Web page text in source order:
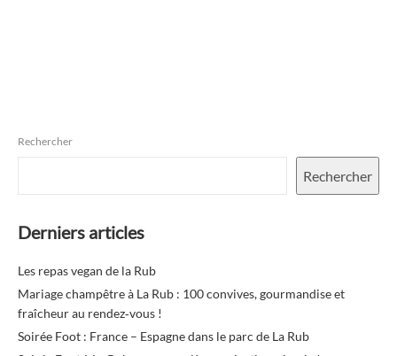
Rechercher
Rechercher
Derniers articles
Les repas vegan de la Rub
Mariage champêtre à La Rub : 100 convives, gourmandise et
fraîcheur au rendez‑vous !
Soirée Foot : France – Espagne dans le parc de La Rub